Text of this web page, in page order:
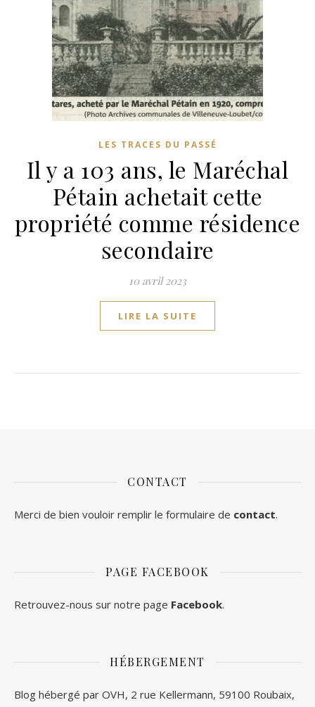
LES TRACES DU PASSÉ
Il y a 103 ans, le Maréchal
Pétain achetait cette
propriété comme résidence
secondaire
10 avril 2023
LIRE LA SUITE
CONTACT
Merci de bien vouloir remplir le formulaire de contact.
PAGE FACEBOOK
Retrouvez-nous sur notre page Facebook.
HÉBERGEMENT
Blog hébergé par OVH, 2 rue Kellermann, 59100 Roubaix,